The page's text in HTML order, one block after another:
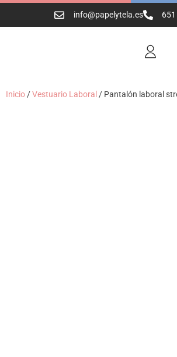
info@papelytela.es
Inicio /Vestuario Laboral / Pantalón laboral